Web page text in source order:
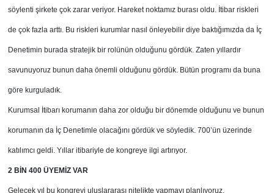
söylenti şirkete çok zarar veriyor. Hareket noktamız burası oldu. İtibar riskleri
de çok fazla arttı. Bu riskleri kurumlar nasıl önleyebilir diye baktığımızda da İç
Denetimin burada stratejik bir rolünün olduğunu gördük. Zaten yıllardır
savunuyoruz bunun daha önemli olduğunu gördük. Bütün programı da buna
göre kurguladık.
Kurumsal İtibarı korumanın daha zor olduğu bir dönemde olduğunu ve bunun
korumanın da İç Denetimle olacağını gördük ve söyledik. 700’ün üzerinde
katılımcı geldi. Yıllar itibariyle de kongreye ilgi artırıyor.
2 BİN 400 ÜYEMİZ VAR
Gelecek yıl bu kongreyi uluslararası nitelikte yapmayı planlıyoruz.